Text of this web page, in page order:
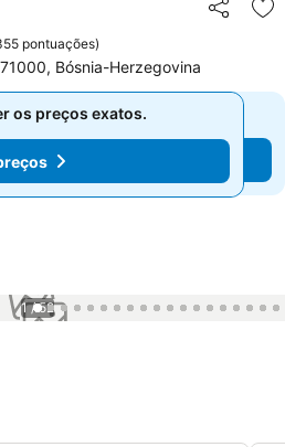
Partilhar
pontuações)
Bósnia-Herzegovina
os preços exatos.
preços
os preços exatos.
1 / 52